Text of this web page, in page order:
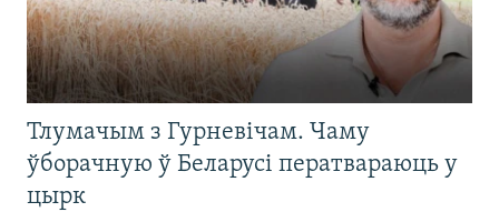
Тлумачым з Гурневічам. Чаму
ўборачную ў Беларусі ператвараюць у
цырк